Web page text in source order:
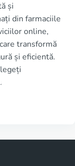
și
din farmaciile
online,
transformă
și eficientă.